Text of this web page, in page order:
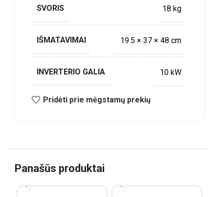
SVORIS 18 kg
IŠMATAVIMAI 19.5 × 37 × 48 cm
INVERTERIO GALIA 10 kW
Pridėti prie mėgstamų prekių
Panašūs produktai